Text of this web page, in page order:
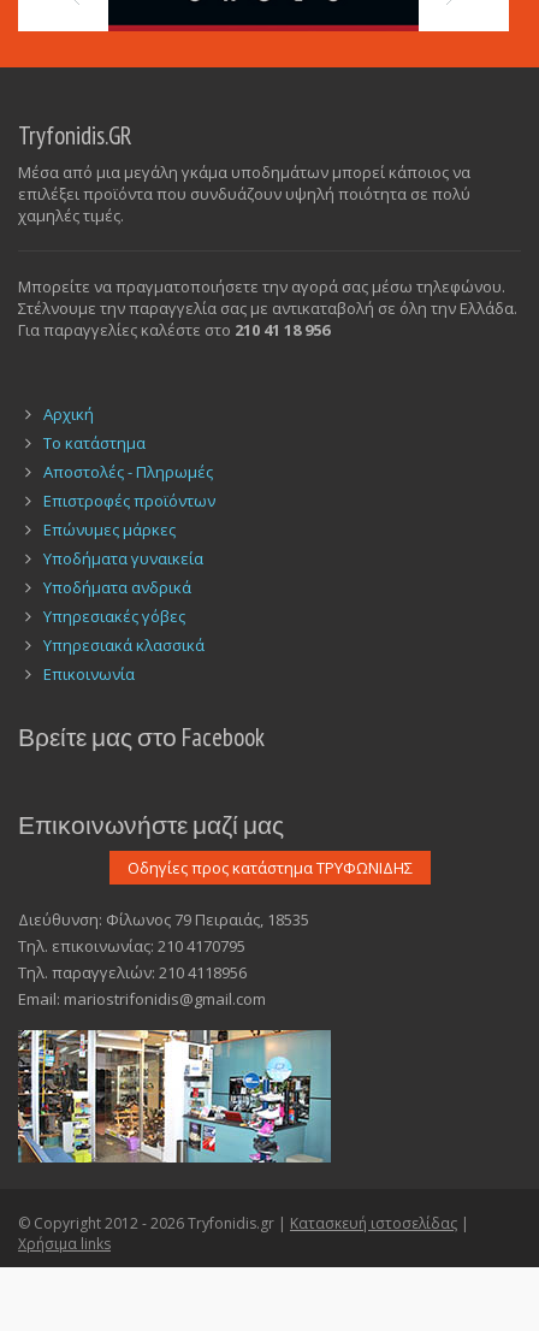
Tryfonidis.GR
Μέσα από μια μεγάλη γκάμα υποδημάτων μπορεί κάποιος να
επιλέξει προϊόντα που συνδυάζουν υψηλή ποιότητα σε πολύ
χαμηλές τιμές.
Μπορείτε να πραγματοποιήσετε την αγορά σας μέσω τηλεφώνου.
Στέλνουμε την παραγγελία σας με αντικαταβολή σε όλη την Ελλάδα.
Για παραγγελίες καλέστε στο 210 41 18 956
Αρχική
Το κατάστημα
Αποστολές - Πληρωμές
Επιστροφές προϊόντων
Επώνυμες μάρκες
Υποδήματα γυναικεία
Υποδήματα ανδρικά
Υπηρεσιακές γόβες
Υπηρεσιακά κλασσικά
Επικοινωνία
Βρείτε μας στο Facebook
Επικοινωνήστε μαζί μας
Διεύθυνση: Φίλωνος 79 Πειραιάς, 18535
Τηλ. επικοινωνίας: 210 4170795
Τηλ. παραγγελιών: 210 4118956
Email: mariostrifonidis@gmail.com
© Copyright 2012 - 2026 Tryfonidis.gr | Κατασκευή ιστοσελίδας |
Χρήσιμα links